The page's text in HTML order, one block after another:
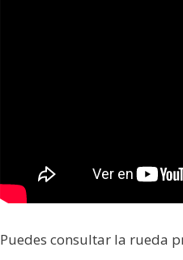
Puedes consultar la rueda